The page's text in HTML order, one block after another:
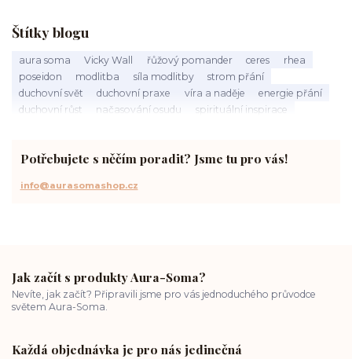
Štítky blogu
aura soma Vicky Wall řůžový pomander ceres
rhea
poseidon
modlitba síla modlitby
strom přání
duchovní svět
duchovní praxe víra a naděje
energie přání
duchovní růst
načasování osudu
spirituální inspirace
Potřebujete s něčím poradit? Jsme tu pro vás!
info@aurasomashop.cz
Jak začít s produkty Aura-Soma?
Nevíte, jak začít? Připravili jsme pro vás jednoduchého průvodce
světem Aura-Soma.
Každá objednávka je pro nás jedinečná